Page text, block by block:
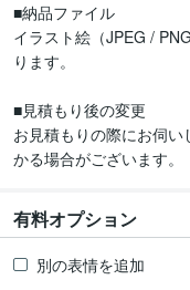
■納品ファイル
イラスト絵（JPEG /
ります。
■見積もり後の変更
お見積もりの際にお伺
かる場合がございます。
有料オプション
別の表情を追加